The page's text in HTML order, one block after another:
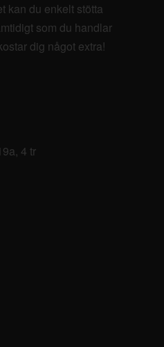
kan du enkelt stötta
som du handlar
dig något extra!
4 tr